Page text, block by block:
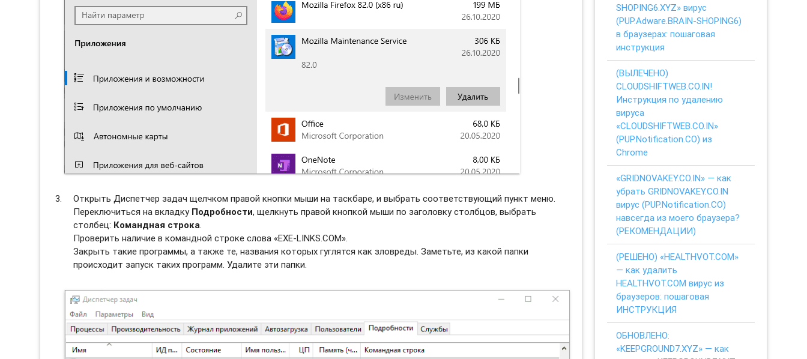
Открыть Диспетчер задач щелчком правой кнопки мыши на таскбаре, и выбрать соотвeтствующий пункт меню.
Переключиться на вкладку Подробности, щелкнуть правой кнопкой мыши по заголовку столбцов, выбрать
столбец: Командная строка
Проверить наличие в командной строке слова «EXE-LINKS.COM».
Закрыть такие программы, а также те, названия которых гуглятся как зловреды. Заметьте, из какой папки
происходит запуск таких программ. Удалите эти папки.
SHOPING6.XYZ» вирус
(PUP.Adware.BRAIN-SHOPING6)
в браузерах: пошаговая
инструкция
(ВЫЛЕЧЕНО)
CLOUDSHIFTWEB.CO.IN!
Инструкция по удалению
вируса
«CLOUDSHIFTWEB.CO.IN»
(PUP.Notification.CO) из
Chrome
«GRIDNOVAKEY.CO.IN» — как
убрать GRIDNOVAKEY.CO.IN
вирус (PUP.Notification.CO)
навсегда из моего браузера?
(РЕКОМЕНДАЦИИ)
(РЕШЕНО) «HEALTHVOT.COM»
— как удалить
HEALTHVOT.COM вирус из
браузеров: пошаговая
ИНСТРУКЦИЯ
ОБНОВЛЕНО:
«KEEPGROUND7.XYZ» — как